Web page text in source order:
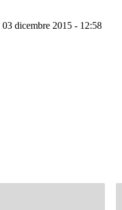
03 dicembre 2015 - 12:58